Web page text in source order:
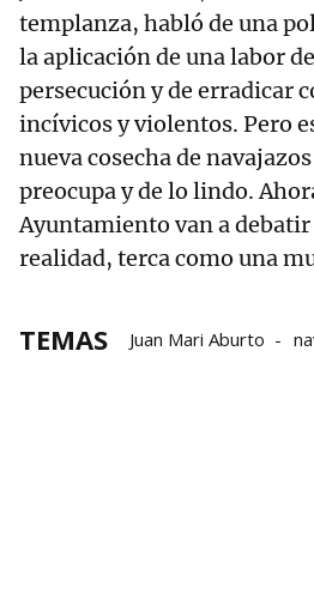
templanza, habló de una
la aplicación de una labor
persecución y de erradicar
incívicos y violentos. Pero
nueva cosecha de
preocupa y de lo lindo.
Ayuntamiento van a debatir
realidad, terca como una
TEMAS Juan Mari Aburto